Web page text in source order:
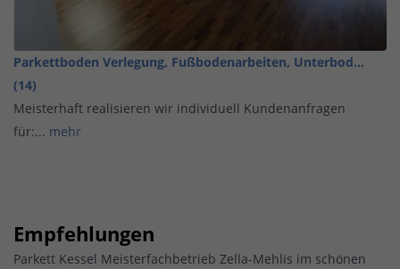
Parkettboden Verlegung, Fußbodenarbeiten, Unterbod...
(14)
Meisterhaft realisieren wir individuell Kundenanfragen
für:... mehr
Empfehlungen
Parkett Kessel Meisterfachbetrieb Zella-Mehlis im schönen